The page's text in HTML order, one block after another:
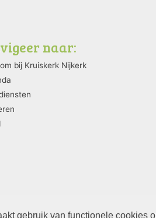
gebruik van functionele cookies
naar:
bij Kruiskerk Nijkerk